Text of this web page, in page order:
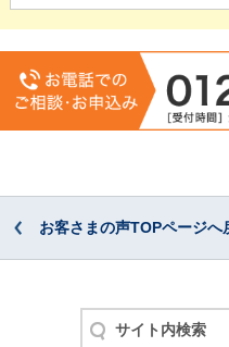
お客さまの声TOPページへ